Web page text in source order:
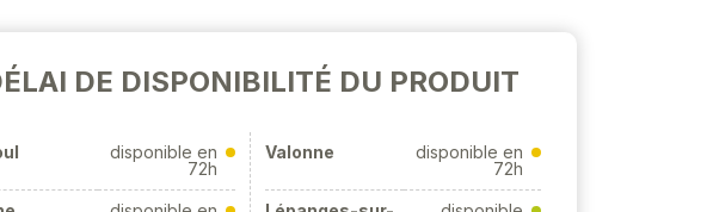
DE DISPONIBILITÉ DU PRODUIT
disponible en
72h
Valonne
disponible en
72h